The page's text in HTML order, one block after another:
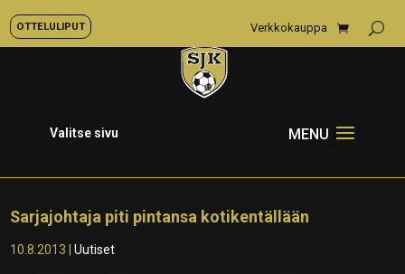
OTTELULIPUT Verkkokauppa
Valitse sivu
Sarjajohtaja piti pintansa kotikentällään
10.8.2013 |Uutiset